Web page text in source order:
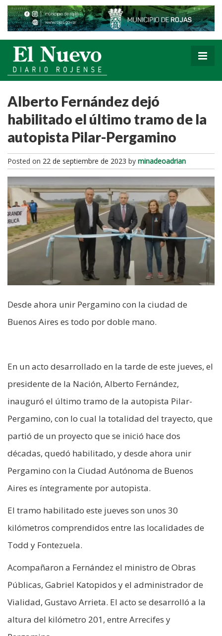
Alberto Fernández dejó
habilitado el último tramo de la
autopista Pilar-Pergamino
Posted on 22 de septiembre de 2023 by minadeoadrian
Desde ahora unir Pergamino con la ciudad de
Buenos Aires es todo por doble mano.
En un acto desarrollado en la tarde de este jueves, el
presidente de la Nación, Alberto Fernández,
inauguró el último tramo de la autopista Pilar-
Pergamino, con lo cual la totalidad del trayecto, que
partió de un proyecto que se inició hace dos
décadas, quedó habilitado, y desde ahora unir
Pergamino con la Ciudad Autónoma de Buenos
Aires es íntegramente por autopista.
El tramo habilitado este jueves son unos 30
kilómetros comprendidos entre las localidades de
Todd y Fontezuela.
Acompañaron a Fernández el ministro de Obras
Públicas, Gabriel Katopidos y el administrador de
Vialidad, Gustavo Arrieta. El acto se desarrolló a la
altura del kilómetro 201, entre Arrecifes y